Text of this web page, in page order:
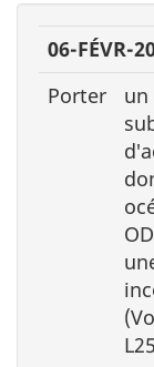
06-FÉVR-
Porter
un